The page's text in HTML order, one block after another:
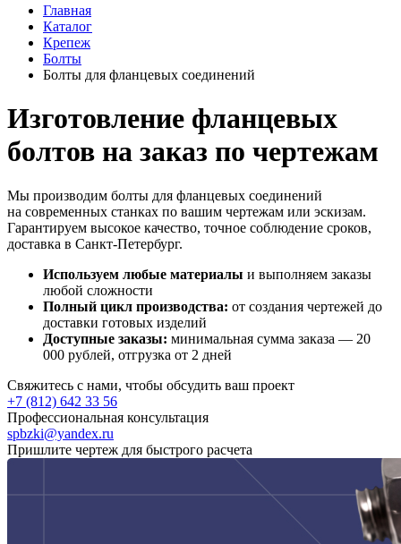
Главная
Каталог
Крепеж
Болты
Болты для фланцевых соединений
Изготовление фланцевых
болтов на заказ по чертежам
Мы производим болты для фланцевых соединений
на современных станках по вашим чертежам или эскизам.
Гарантируем высокое качество, точное соблюдение сроков,
доставка в Санкт-Петербург.
Используем любые материалы и выполняем заказы
любой сложности
Полный цикл производства: от создания чертежей до
доставки готовых изделий
Доступные заказы: минимальная сумма заказа — 20
000 рублей, отгрузка от 2 дней
Свяжитесь с нами, чтобы обсудить ваш проект
+7 (812) 642 33 56
Профессиональная консультация
spbzki@yandex.ru
Пришлите чертеж для быстрого расчета